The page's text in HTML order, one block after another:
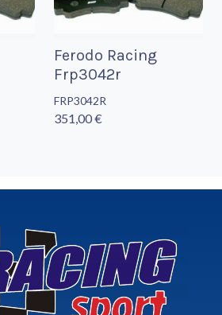
Ferodo Racing
Frp3042r
FRP3042R
351,00 €